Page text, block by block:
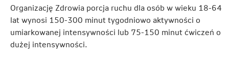
Organizację Zdrowia porcja ruchu dla osób w wieku 18-64
lat wynosi 150-300 minut tygodniowo aktywności o
umiarkowanej intensywności lub 75-150 minut ćwiczeń o
dużej intensywności.